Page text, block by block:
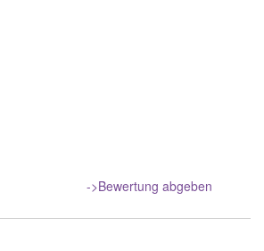
->Bewertung abgeben